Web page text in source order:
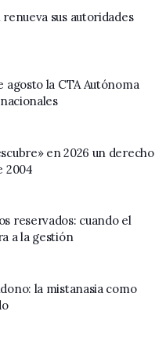
renueva sus autoridades
agosto la CTA Autónoma
en 2026 un derecho
2004
reservados: cuando el
a la gestión
la mistanasia como